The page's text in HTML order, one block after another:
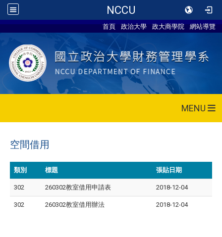
NCCU
首頁 政治大學 政大商學院 網站導覽
MENU
空間借用
類別 標題 張貼日期
302 260302教室借用申請表 2018-12-04
302 260302教室借用辦法 2018-12-04